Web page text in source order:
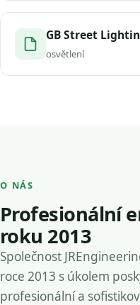
GB Street
osvětlení
O NÁS
Profesionální
roku 2013
Společnost
roce 2013 s úkolem
profesionální a